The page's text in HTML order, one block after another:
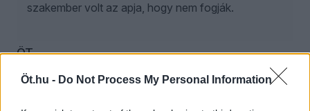
Öt.hu - Do Not Process My Personal Information
szakember volt az apja, hogy nem fogják.
ÖT